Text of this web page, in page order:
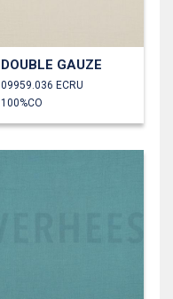
DOUBLE GAUZE
09959.036 ECRU
100%CO